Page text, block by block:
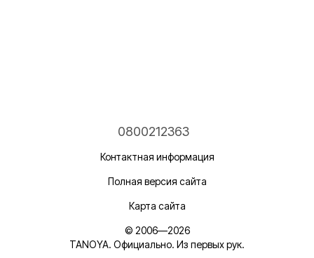
0800212363
Контактная информация
Полная версия сайта
Карта сайта
© 2006—2026
TANOYA. Официально. Из первых рук.